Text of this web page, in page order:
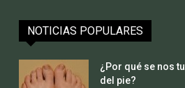
NOTICIAS POPULARES
¿Por qué se nos
del pie?